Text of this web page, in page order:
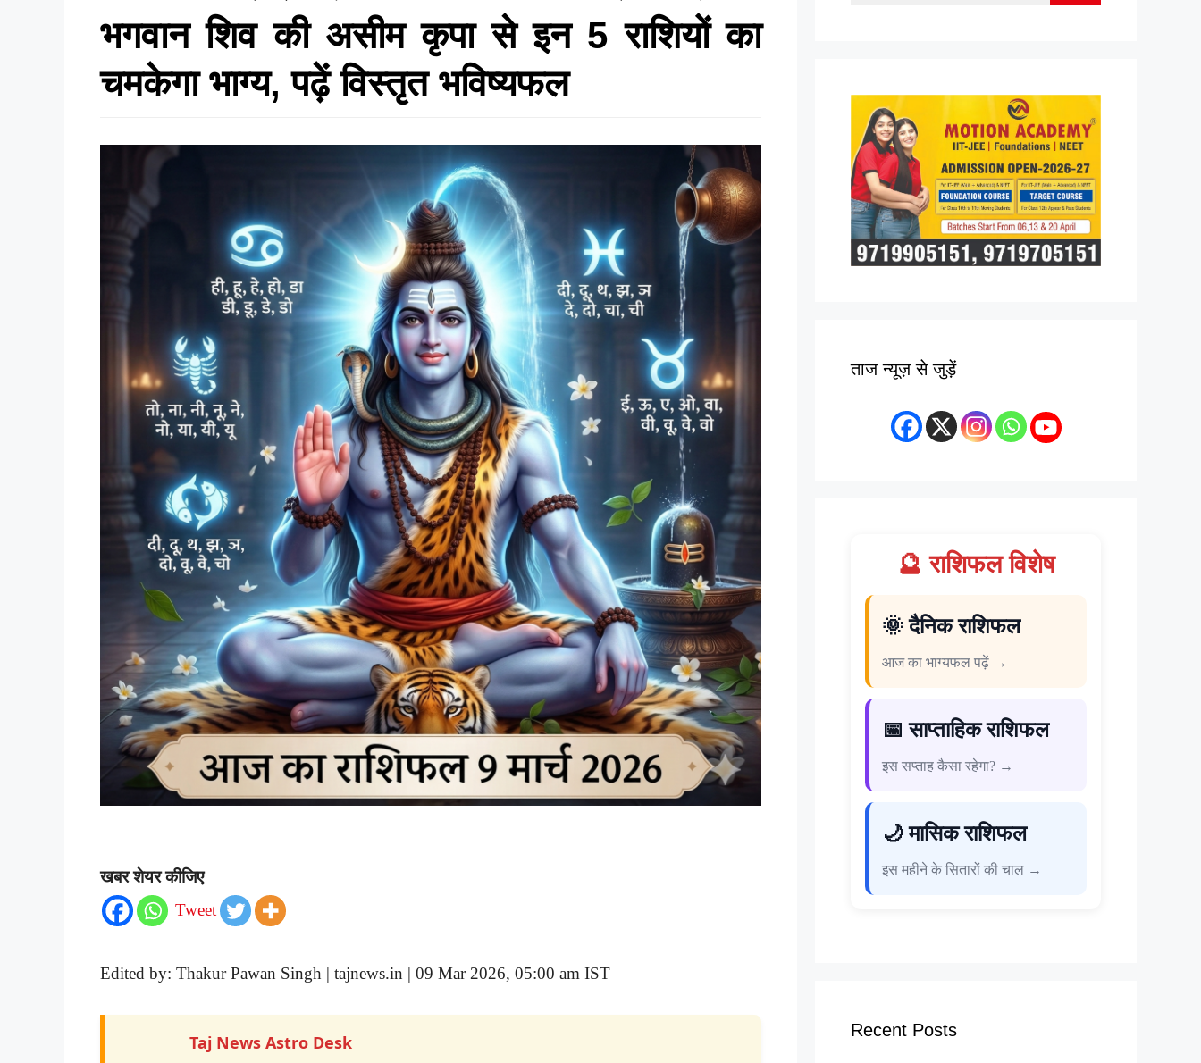
भगवान शिव की असीम कृपा से इन 5 राशियों का
चमकेगा भाग्य, पढ़ें विस्तृत भविष्यफल
खबर शेयर कीजिए
Tweet
Edited by: Thakur Pawan Singh | tajnews.in | 09 Mar 2026, 05:00 am IST
Taj News Astro Desk
ताज न्यूज़ से जुड़ें
🔮 राशिफल विशेष
🌞 दैनिक राशिफल
आज का भाग्यफल पढ़ें →
📅 साप्ताहिक राशिफल
इस सप्ताह कैसा रहेगा? →
🌙 मासिक राशिफल
इस महीने के सितारों की चाल →
Recent Posts